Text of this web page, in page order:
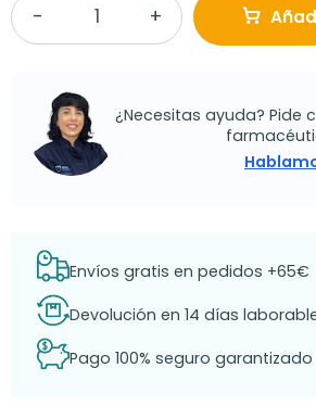
¿Necesitas ayuda? Pide
Envíos gratis en pedidos +65€
Devolución en 14 días
Pago 100% seguro garantizado